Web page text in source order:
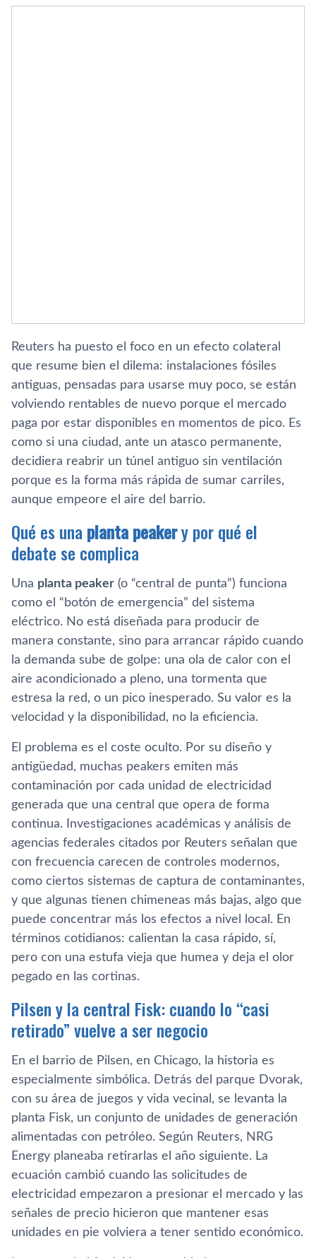
Reuters ha puesto el foco en un efecto colateral
que resume bien el dilema: instalaciones fósiles
antiguas, pensadas para usarse muy poco, se están
volviendo rentables de nuevo porque el mercado
paga por estar disponibles en momentos de pico. Es
como si una ciudad, ante un atasco permanente,
decidiera reabrir un túnel antiguo sin ventilación
porque es la forma más rápida de sumar carriles,
aunque empeore el aire del barrio.
Qué es una planta peakery por qué el
debate se complica
Una planta peaker (o “central de punta”) funciona
como el “botón de emergencia” del sistema
eléctrico. No está diseñada para producir de
manera constante, sino para arrancar rápido cuando
la demanda sube de golpe: una ola de calor con el
aire acondicionado a pleno, una tormenta que
estresa la red, o un pico inesperado. Su valor es la
velocidad y la disponibilidad, no la eficiencia.
El problema es el coste oculto. Por su diseño y
antigüedad, muchas peakers emiten más
contaminación por cada unidad de electricidad
generada que una central que opera de forma
continua. Investigaciones académicas y análisis de
agencias federales citados por Reuters señalan que
con frecuencia carecen de controles modernos,
como ciertos sistemas de captura de contaminantes,
y que algunas tienen chimeneas más bajas, algo que
puede concentrar más los efectos a nivel local. En
términos cotidianos: calientan la casa rápido, sí,
pero con una estufa vieja que humea y deja el olor
pegado en las cortinas.
Pilsen y la central Fisk: cuando lo “casi
retirado” vuelve a ser negocio
En el barrio de Pilsen, en Chicago, la historia es
especialmente simbólica. Detrás del parque Dvorak,
con su área de juegos y vida vecinal, se levanta la
planta Fisk, un conjunto de unidades de generación
alimentadas con petróleo. Según Reuters, NRG
Energy planeaba retirarlas el año siguiente. La
ecuación cambió cuando las solicitudes de
electricidad empezaron a presionar el mercado y las
señales de precio hicieron que mantener esas
unidades en pie volviera a tener sentido económico.